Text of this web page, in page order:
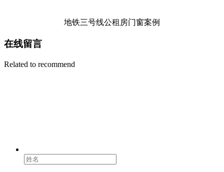
地铁三号线公租房门窗案例
在线留言
Related to recommend